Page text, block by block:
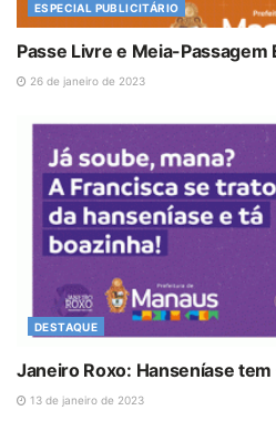
ESPECIAL PUBLICITÁRIO
Passe Livre e Meia-
26 de janeiro de 2023
DESTAQUE
Janeiro Roxo: Hanseníase tem
13 de janeiro de 2023